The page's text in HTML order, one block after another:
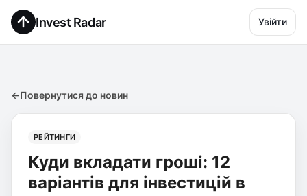
Invest Radar Увійти
←Повернутися до новин
РЕЙТИНГИ
Куди вкладати гроші: 12
варіантів для інвестицій в